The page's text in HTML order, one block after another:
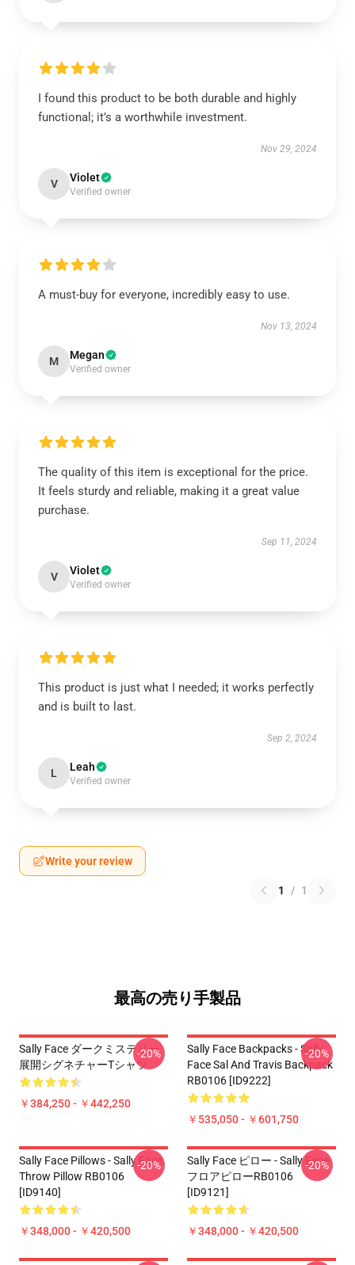
I found this product to be both durable and highly
functional; it’s a worthwhile investment.
Nov 29, 2024
V Violet
Verified owner
A must-buy for everyone, incredibly easy to use.
Nov 13, 2024
M Megan
Verified owner
The quality of this item is exceptional for the price.
It feels sturdy and reliable, making it a great value
purchase.
Sep 11, 2024
V Violet
Verified owner
This product is just what I needed; it works perfectly
and is built to last.
Sep 2, 2024
L Leah
Verified owner
Write your review
1 / 1
最高の売り手製品
Sally Face ダークミステリー
展開シグネチャーTシャツ
￥384,250 - ￥442,250
-20%
Sally Face Backpacks - Sally
Face Sal And Travis Backpack
RB0106 [ID9222]
￥535,050 - ￥601,750
-20%
Sally Face Pillows - Sally Face.
Throw Pillow RB0106
[ID9140]
￥348,000 - ￥420,500
-20%
Sally Face ピロー - Sally Face
フロアピローRB0106
[ID9121]
￥348,000 - ￥420,500
-20%